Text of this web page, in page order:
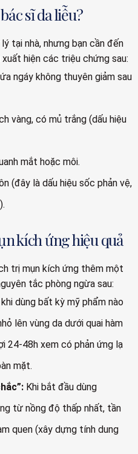
sĩ da liễu?
tại nhà, nhưng bạn cần đến
hiện các triệu chứng sau:
ngáy không thuyên giảm sau
vàng, có mủ trắng (dấu hiệu
mắt hoặc môi.
(đây là dấu hiệu sốc phản vệ,
kích ứng hiệu quả
trị mụn kích ứng thêm một
tắc phòng ngừa sau:
dùng bất kỳ mỹ phẩm nào
lên vùng da dưới quai hàm
24-48h xem có phản ứng lạ
mặt.
Khi bắt đầu dùng
từ nồng độ thấp nhất, tần
quen (xây dựng tính dung